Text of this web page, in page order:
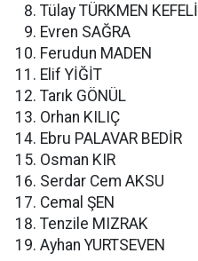
Tülay TÜRKMEN KEFELİ
Evren SAĞRA
Ferudun MADEN
Elif YİĞİT
Tarık GÖNÜL
Orhan KILIÇ
Ebru PALAVAR BEDİR
Osman KIR
Serdar Cem AKSU
Cemal ŞEN
Tenzile MIZRAK
Ayhan YURTSEVEN